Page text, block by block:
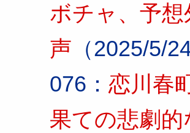
ボチャ、予
声 （2025/5/24
076： 恋川春
果ての悲劇的